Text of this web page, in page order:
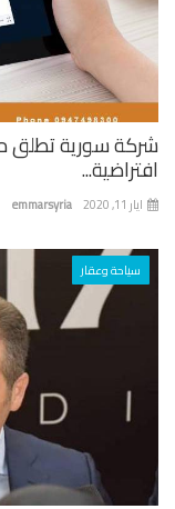
سورية تطلق منصة
emmarsyria
سياحة وعقار